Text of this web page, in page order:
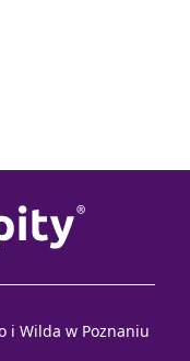
i Wilda w Poznaniu